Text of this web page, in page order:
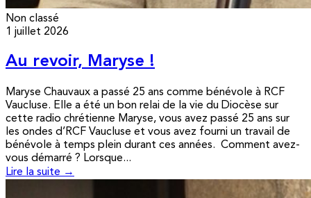
Non classé
1 juillet 2026
Au revoir, Maryse !
Maryse Chauvaux a passé 25 ans comme bénévole à RCF
Vaucluse. Elle a été un bon relai de la vie du Diocèse sur
cette radio chrétienne Maryse, vous avez passé 25 ans sur
les ondes d’RCF Vaucluse et vous avez fourni un travail de
bénévole à temps plein durant ces années. Comment avez-
vous démarré ? Lorsque...
Lire la suite →